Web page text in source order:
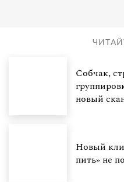
Собчак,
новый
Новый
пить» не